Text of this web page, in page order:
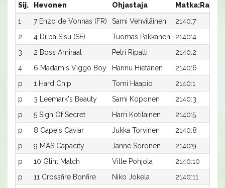
Sij. Hevonen Ohjastaja Matka:Rata
1
7 Enzo de Vonnas (FR) Sami Vehviläinen 2140:7
2
4 Dilba Sisu (SE) Tuomas Pakkanen 2140:4
3
2 Boss Amiraal Petri Ripatti 2140:2
4
6 Madam's Viggo Boy Hannu Hietanen 2140:6
p
1 Hard Chip Tomi Haapio 2140:1
p
3 Leemark's Beauty Sami Koponen 2140:3
p
5 Sign Of Secret Harri Kotilainen 2140:5
p
8 Cape's Caviar Jukka Torvinen 2140:8
p
9 MAS Capacity Janne Soronen 2140:9
p
10 Glint Match Ville Pohjola 2140:10
p
11 Crossfire Bonfire Niko Jokela 2140:11